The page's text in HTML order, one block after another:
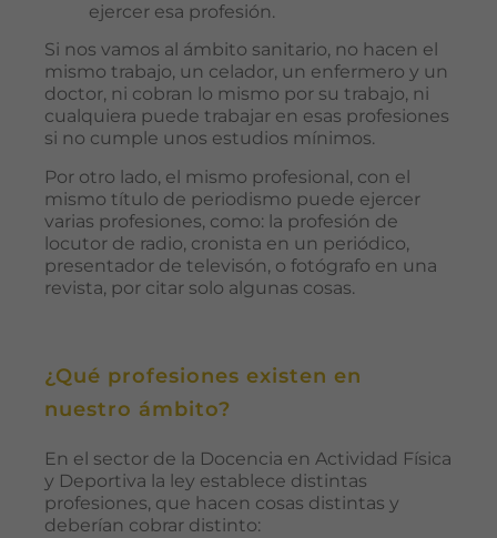
ejercer esa profesión.
Si nos vamos al ámbito sanitario, no hacen el
mismo trabajo, un celador, un enfermero y un
doctor, ni cobran lo mismo por su trabajo, ni
cualquiera puede trabajar en esas profesiones
si no cumple unos estudios mínimos.
Por otro lado, el mismo profesional, con el
mismo título de periodismo puede ejercer
varias profesiones, como: la profesión de
locutor de radio, cronista en un periódico,
presentador de televisón, o fotógrafo en una
revista, por citar solo algunas cosas.
¿Qué profesiones existen en
nuestro ámbito?
En el sector de la Docencia en Actividad Física
y Deportiva la ley establece distintas
profesiones, que hacen cosas distintas y
deberían cobrar distinto: